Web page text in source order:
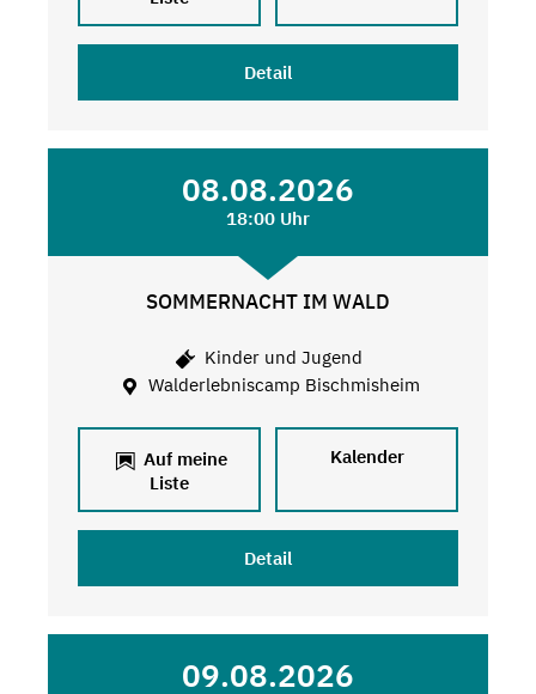
Detail
08.08.2026
18:00 Uhr
SOMMERNACHT IM WALD
Kinder und Jugend
Walderlebniscamp Bischmisheim
Auf meine
Liste
Kalender
Detail
09.08.2026